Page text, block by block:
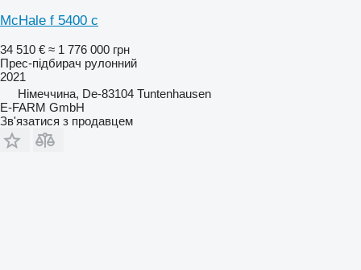
McHale f 5400 c
34 510 € ≈ 1 776 000 грн
Прес-підбирач рулонний
2021
Німеччина, De-83104 Tuntenhausen
E-FARM GmbH
Зв'язатися з продавцем